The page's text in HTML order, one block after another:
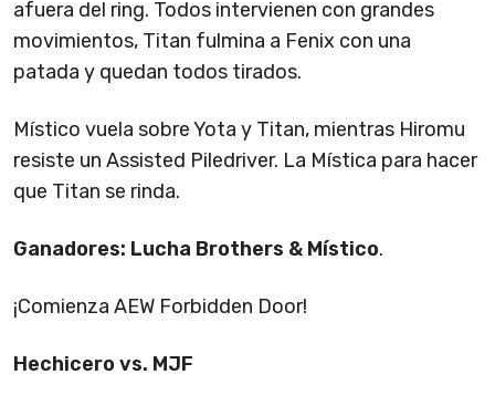
afuera del ring. Todos intervienen con grandes
movimientos, Titan fulmina a Fenix con una
patada y quedan todos tirados.
Místico vuela sobre Yota y Titan, mientras Hiromu
resiste un Assisted Piledriver. La Mística para hacer
que Titan se rinda.
Ganadores: Lucha Brothers & Místico.
¡Comienza AEW Forbidden Door!
Hechicero vs. MJF